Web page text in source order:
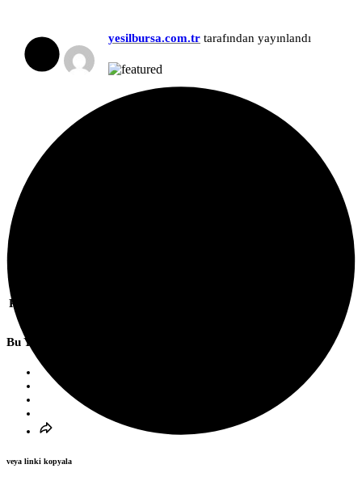
yesilbursa.com.tr tarafından yayınlandı
Paylaş
Bu Yazıyı Paylaş
veya linki kopyala